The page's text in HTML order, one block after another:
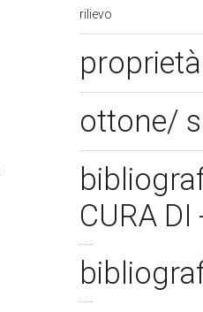
rilievo
ottone/
CURA